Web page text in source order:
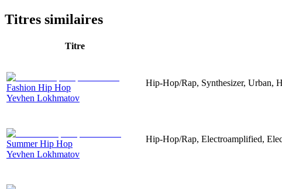
Titres similaires
Titre
Fashion Hip Hop
Yevhen Lokhmatov
Hip-Hop/Rap, Synthesizer, Urban,
Summer Hip Hop
Yevhen Lokhmatov
Hip-Hop/Rap, Electroamplified,